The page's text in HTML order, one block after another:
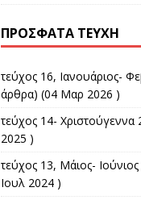
ΠΡΌΣΦΑΤΑ ΤΕΎΧΗ
τεύχος 16, Ιανουάριος-
άρθρα) (04 Μαρ 2026 )
τεύχος 14- Χριστούγεννα
2025 )
τεύχος 13, Μάιος-
Ιουλ 2024 )